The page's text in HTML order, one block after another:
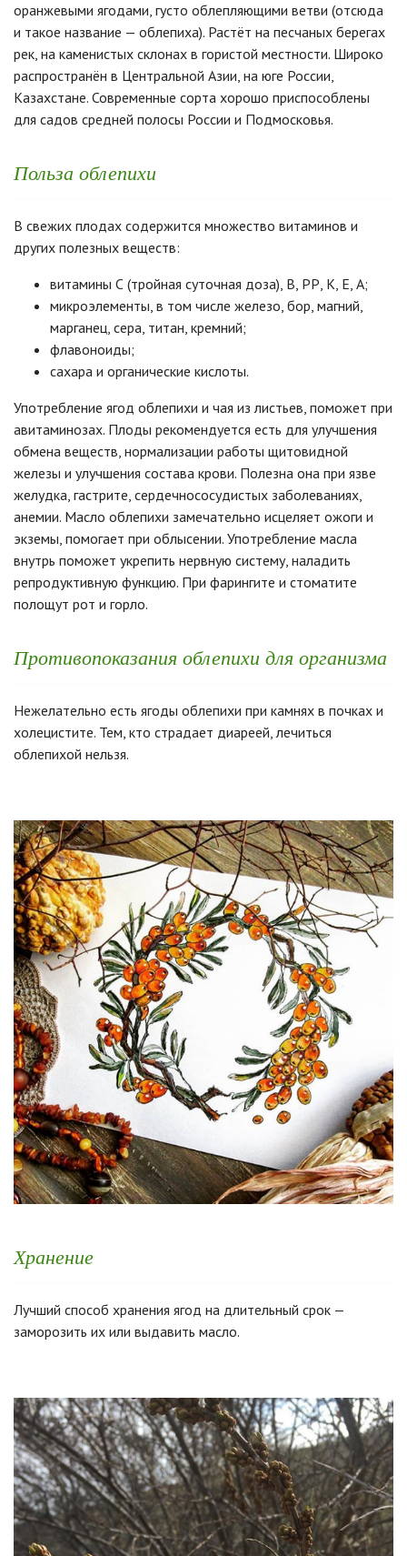
оранжевыми ягодами, густо облепляющими ветви (отсюда
и такое название — облепиха). Растёт на песчаных берегах
рек, на каменистых склонах в гористой местности. Широко
распространён в Центральной Азии, на юге России,
Казахстане. Современные сорта хорошо приспособлены
для садов средней полосы России и Подмосковья.
Польза облепихи
В свежих плодах содержится множество витаминов и
других полезных веществ:
витамины С (тройная суточная доза), В, РР, К, Е, А;
микроэлементы, в том числе железо, бор, магний,
марганец, сера, титан, кремний;
флавоноиды;
сахара и органические кислоты.
Употребление ягод облепихи и чая из листьев, поможет при
авитаминозах. Плоды рекомендуется есть для улучшения
обмена веществ, нормализации работы щитовидной
железы и улучшения состава крови. Полезна она при язве
желудка, гастрите, сердечнососудистых заболеваниях,
анемии. Масло облепихи замечательно исцеляет ожоги и
экземы, помогает при облысении. Употребление масла
внутрь поможет укрепить нервную систему, наладить
репродуктивную функцию. При фарингите и стоматите
полощут рот и горло.
Противопоказания облепихи для организма
Нежелательно есть ягоды облепихи при камнях в почках и
холецистите. Тем, кто страдает диареей, лечиться
облепихой нельзя.
Хранение
Лучший способ хранения ягод на длительный срок —
заморозить их или выдавить масло.